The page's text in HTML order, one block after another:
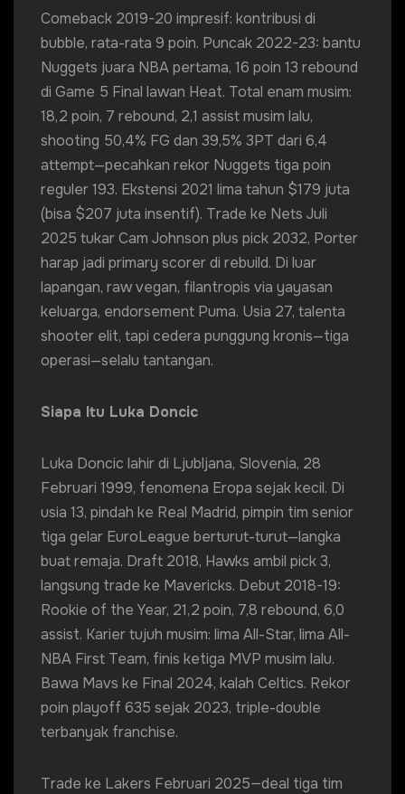
Comeback 2019-20 impresif: kontribusi di
bubble, rata-rata 9 poin. Puncak 2022-23: bantu
Nuggets juara NBA pertama, 16 poin 13 rebound
di Game 5 Final lawan Heat. Total enam musim:
18,2 poin, 7 rebound, 2,1 assist musim lalu,
shooting 50,4% FG dan 39,5% 3PT dari 6,4
attempt—pecahkan rekor Nuggets tiga poin
reguler 193. Ekstensi 2021 lima tahun $179 juta
(bisa $207 juta insentif). Trade ke Nets Juli
2025 tukar Cam Johnson plus pick 2032, Porter
harap jadi primary scorer di rebuild. Di luar
lapangan, raw vegan, filantropis via yayasan
keluarga, endorsement Puma. Usia 27, talenta
shooter elit, tapi cedera punggung kronis—tiga
operasi—selalu tantangan.
Siapa Itu Luka Doncic
Luka Doncic lahir di Ljubljana, Slovenia, 28
Februari 1999, fenomena Eropa sejak kecil. Di
usia 13, pindah ke Real Madrid, pimpin tim senior
tiga gelar EuroLeague berturut-turut—langka
buat remaja. Draft 2018, Hawks ambil pick 3,
langsung trade ke Mavericks. Debut 2018-19:
Rookie of the Year, 21,2 poin, 7,8 rebound, 6,0
assist. Karier tujuh musim: lima All-Star, lima All-
NBA First Team, finis ketiga MVP musim lalu.
Bawa Mavs ke Final 2024, kalah Celtics. Rekor
poin playoff 635 sejak 2023, triple-double
terbanyak franchise.
Trade ke Lakers Februari 2025—deal tiga tim